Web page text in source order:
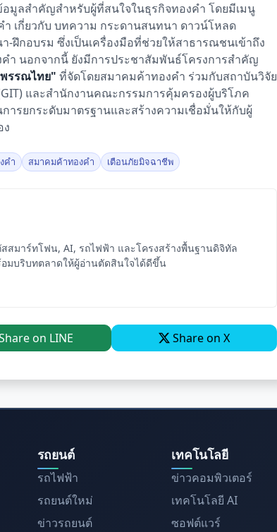
มูลสำคัญสำหรับผู้ที่สนใจในธุรกิจทองคำ โดยมีเมนู
เกี่ยวกับ บทความ กระดานสนทนา ดาวน์โหลด
-ฝึกอบรม ซึ่งเป็นเครื่องมือที่ช่วยให้สาธารณชนเข้าถึง
ำ นอกจากนี้ ยังมีการประชาสัมพันธ์โครงการสำคัญ
พรรณไทย" ที่จัดโดยสมาคมค้าทองคำ ร่วมกับสถาบันวิจัย
และสำนักงานคณะกรรมการคุ้มครองผู้บริโภค
รยกระดับมาตรฐานและสร้างความเชื่อมั่นให้กับผู้
คำ สมาคมค้าทองคำ เตือนภัยมิจฉาชีพ
สมาร์ทโฟน, AI, รถไฟฟ้า และโครงสร้างพื้นฐานดิจิทัล
อมบริบทตลาดให้ผู้อ่านตัดสินใจได้ดีขึ้น
on LINE Share on X
รถยนต์
รถไฟฟ้า
รถยนต์ใหม่
ข่าวรถยนต์
เทคโนโลยี
ข่าวคอมพิวเตอร์
เทคโนโลยี AI
ซอฟต์แวร์